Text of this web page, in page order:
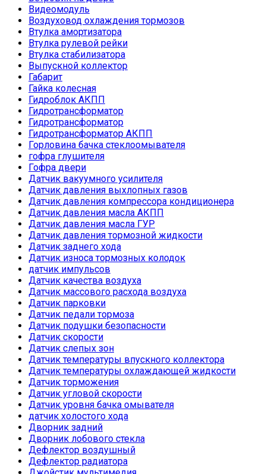
Видеомодуль
Воздуховод охлаждения тормозов
Втулка амортизатора
Втулка рулевой рейки
Втулка стабилизатора
Выпускной коллектор
Габарит
Гайка колесная
Гидроблок АКПП
Гидротрансформатор
Гидротрансформатор
Гидротрансформатор АКПП
Горловина бачка стеклоомывателя
гофра глушителя
Гофра двери
Датчик вакуумного усилителя
Датчик давления выхлопных газов
Датчик давления компрессора кондиционера
Датчик давления масла АКПП
Датчик давления масла ГУР
Датчик давления тормозной жидкости
Датчик заднего хода
Датчик износа тормозных колодок
датчик импульсов
Датчик качества воздуха
Датчик массового расхода воздуха
Датчик парковки
Датчик педали тормоза
Датчик подушки безопасности
Датчик скорости
Датчик слепых зон
Датчик температуры впускного коллектора
Датчик температуры охлаждающей жидкости
Датчик торможения
Датчик угловой скорости
Датчик уровня бачка омывателя
датчик холостого хода
Дворник задний
Дворник лобового стекла
Дефлектор воздушный
Дефлектор радиатора